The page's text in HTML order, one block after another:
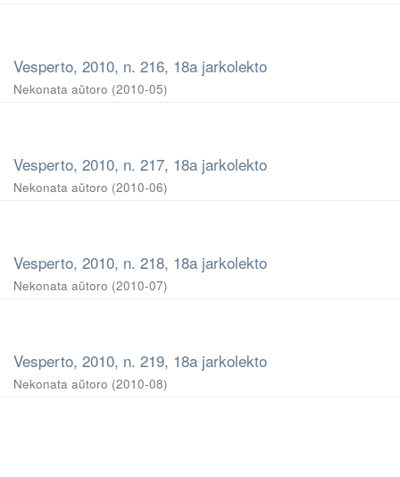
Vesperto, 2010, n. 216, 18a jarkolekto
Nekonata aŭtoro (2010-05)
Vesperto, 2010, n. 217, 18a jarkolekto
Nekonata aŭtoro (2010-06)
Vesperto, 2010, n. 218, 18a jarkolekto
Nekonata aŭtoro (2010-07)
Vesperto, 2010, n. 219, 18a jarkolekto
Nekonata aŭtoro (2010-08)